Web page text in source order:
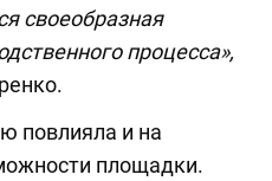
своеобразная
процесса»,
повлияла и на
площадки.